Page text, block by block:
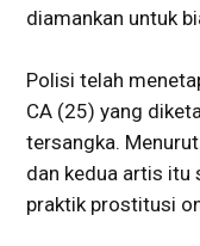
diamankan untuk
Polisi telah
CA (25) yang
tersangka.
dan kedua artis itu
praktik prostitusi